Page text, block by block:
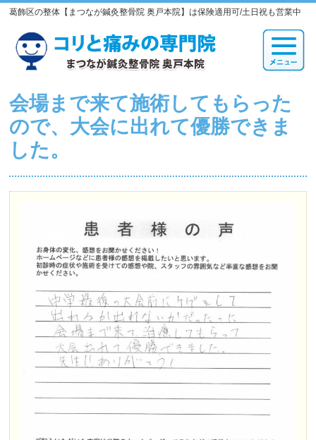
葛飾区の整体【まつなが鍼灸整骨院 奥戸本院】は保険適用可/土日祝も営業中
会場まで来て施術してもらった
ので、大会に出れて優勝できま
した。